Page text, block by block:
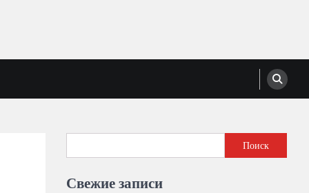
Поиск
Свежие записи